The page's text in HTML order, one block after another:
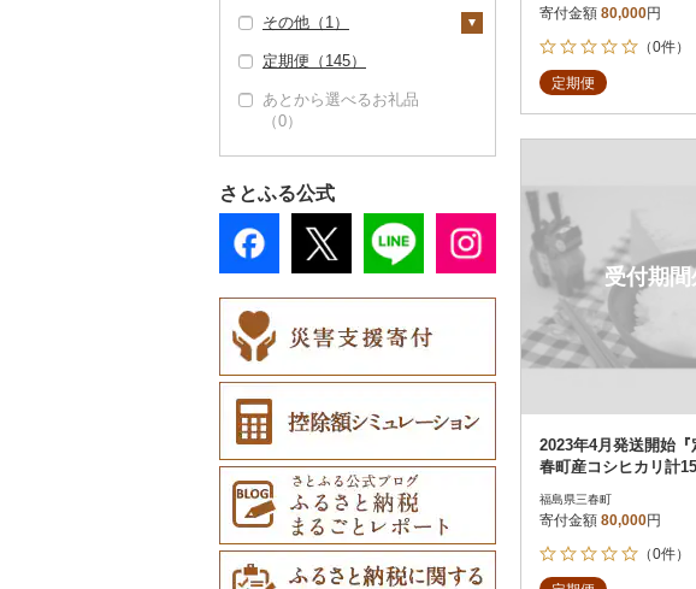
ダイビング（0）
スキーチケット・リフ
ゴルフプレー券（0）
花火大会チケット
（0）
カタログギフト（0）
その他体験・チケット
ア（0）
グラス・カップ（0）
タンブラー（0）
箸（0）
ナイフ（1）
皿・椀（1）
弁当箱（0）
その他食器（0）
キッチン用品（4）
包丁（0）
フライパン（0）
土鍋（0）
その他キッチン用品
（4）
日用品（1）
洗剤（0）
（0）
ティッシュ（0）
その他日用品（1）
楽器・器材（0）
（0）
ご当地キャラクター
（0）
ベビー用品（0）
ペット用品（0）
防災グッズ（0）
その他雑貨（2）
女性・レディース
子供・ベビー（0）
その他洋服（0）
和服（0）
靴・履物（0）
アクセサリー（0）
陶器・漆器（0）
その他装飾品・工芸品
数珠（0）
工芸品（0）
播州そろばん（0）
美濃和紙（0）
民芸品（4）
その他（1）
地域サービス（1）
その他（0）
定期便（145）
あとから選べるお礼品
（0）
さとふる公式
寄付金額 80,000円
（0件）
定期便
受付期間
2023年4月発送開始
春町産コシヒカリ計
福島県三春町
寄付金額 80,000円
（0件）